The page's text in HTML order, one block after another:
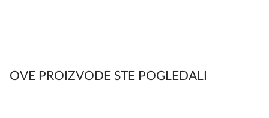
OVE PROIZVODE STE POGLEDALI